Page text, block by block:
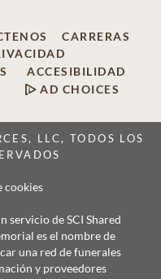
CARRERAS
ACCESIBILIDAD
AD CHOICES
LLC, TODOS LOS
cookies
servicio de SCI Shared
es el nombre de
una red de funerales
y proveedores